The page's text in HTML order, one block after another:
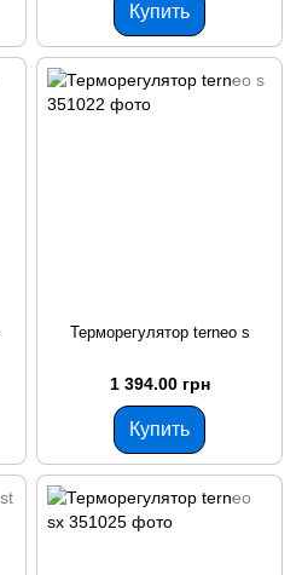
Купить
Терморегулятор terneo s
1 394.00 грн
Купить